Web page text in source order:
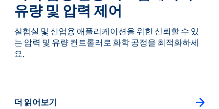
유량 및 압력 제어
실험실 및 산업용 애플리케이션을 위한 신뢰할 수 있
는 압력 및 유량 컨트롤러로 화학 공정을 최적화하세
요.
더 읽어보기